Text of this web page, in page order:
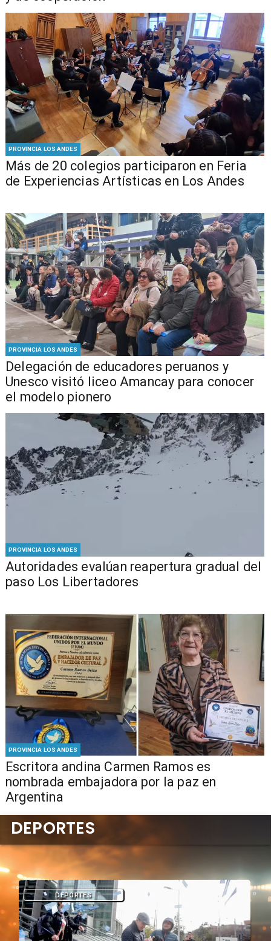
PROVINCIA LOS ANDES
Más de 20 colegios participaron en Feria
de Experiencias Artísticas en Los Andes
PROVINCIA LOS ANDES
Delegación de educadores peruanos y
Unesco visitó liceo Amancay para conocer
el modelo pionero
PROVINCIA LOS ANDES
​​Autoridades evalúan reapertura gradual del
paso Los Libertadores
PROVINCIA LOS ANDES
Escritora andina Carmen Ramos es
nombrada embajadora por la paz en
Argentina
DEPORTES
DEPORTES